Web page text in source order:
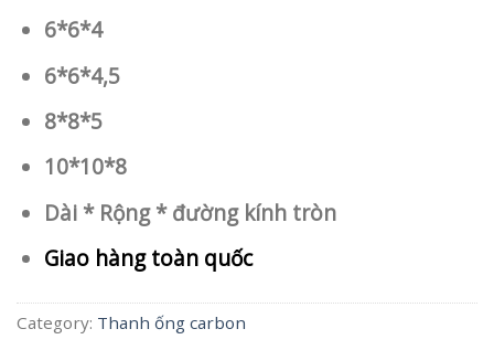
6*6*4
6*6*4,5
8*8*5
10*10*8
Dài * Rộng * đường kính tròn
Giao hàng toàn quốc
Category: Thanh ống carbon